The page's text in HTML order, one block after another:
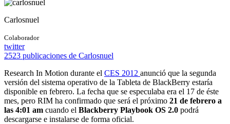
Carlosnuel
Colaborador
twitter
2523 publicaciones de Carlosnuel
Research In Motion durante el CES 2012 anunció que la segunda
versión del sistema operativo de la Tableta de BlackBerry estaría
disponible en febrero. La fecha que se especulaba era el 17 de éste
mes, pero RIM ha confirmado que será el próximo 21 de febrero a
las 4:01 am cuando el Blackberry Playbook OS 2.0 podrá
descargarse e instalarse de forma oficial.